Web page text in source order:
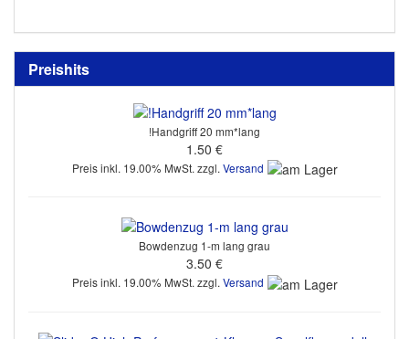
Preishits
!Handgriff 20 mm*lang
1.50 €
Preis inkl. 19.00% MwSt. zzgl. Versand
Bowdenzug 1-m lang grau
3.50 €
Preis inkl. 19.00% MwSt. zzgl. Versand